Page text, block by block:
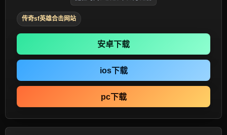
传奇sf英雄合击网站
安卓下载
ios下载
pc下载